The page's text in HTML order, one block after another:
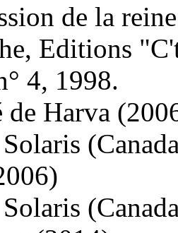
de la reine
Editions
4, 1998.
Harva